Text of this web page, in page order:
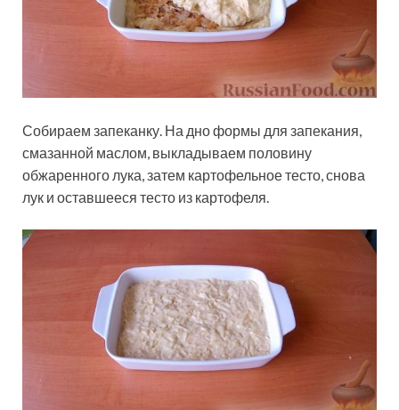
Собираем запеканку. На дно формы для запекания,
смазанной маслом, выкладываем половину
обжаренного лука, затем картофельное тесто, снова
лук и оставшееся тесто из картофеля.